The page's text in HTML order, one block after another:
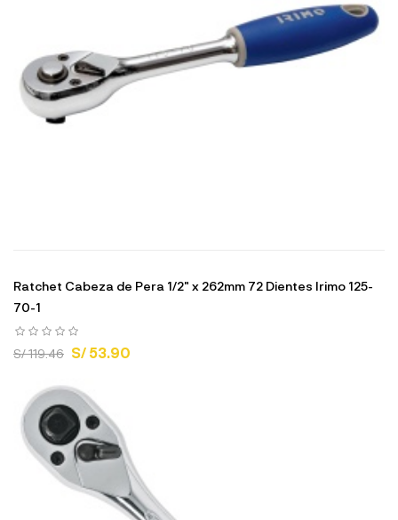
Ratchet Cabeza de Pera 1/2" x 262mm 72 Dientes Irimo 125-
70-1
S/ 119.46 S/ 53.90